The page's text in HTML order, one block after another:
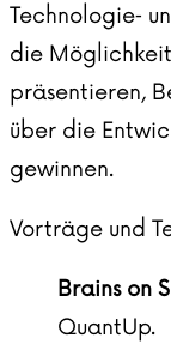
Technologie‑
die
präsentieren,
über die
gewinnen.
Vorträge und
Brains on
QuantUp.